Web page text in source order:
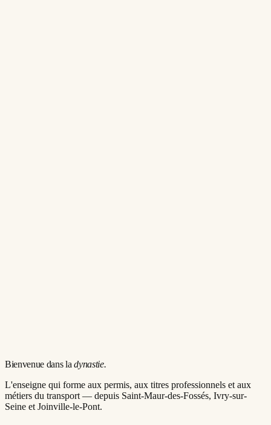
Bienvenue dans la dynastie.
L'enseigne qui forme aux permis, aux titres professionnels et aux
métiers du transport — depuis Saint-Maur-des-Fossés, Ivry-sur-
Seine et Joinville-le-Pont.